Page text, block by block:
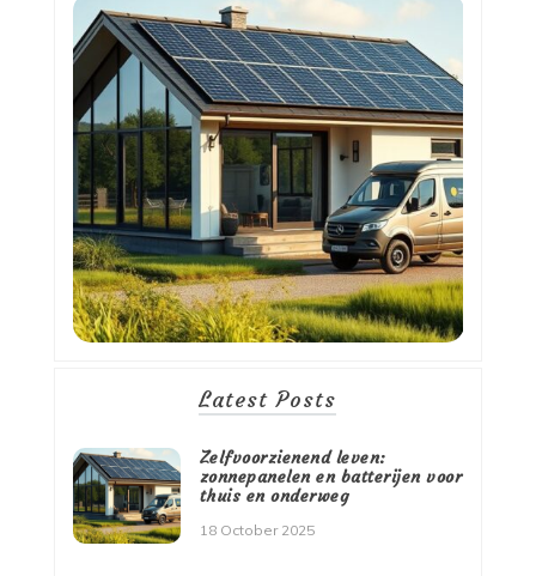
Latest Posts
Zelfvoorzienend leven:
zonnepanelen en batterijen voor
thuis en onderweg
18 October 2025